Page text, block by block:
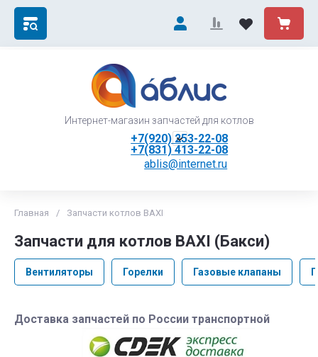
Интернет-магазин запчастей для котлов
+7(920) 253-22-08
+7(831) 413-22-08
ablis@internet.ru
Главная / Запчасти котлов BAXI
Запчасти для котлов BAXI (Бакси)
Вентиляторы Горелки Газовые клапаны
Доставка запчастей по России транспортной